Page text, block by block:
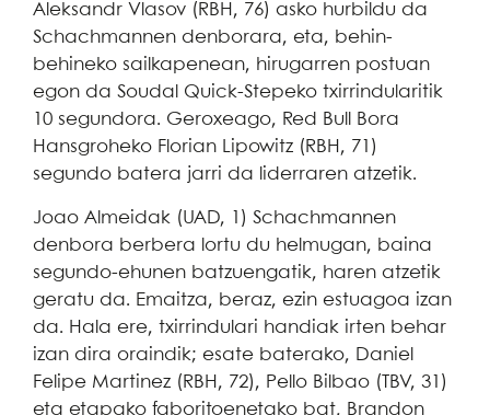
Aleksandr Vlasov (RBH, 76) asko hurbildu da
Schachmannen denborara, eta, behin-
behineko sailkapenean, hirugarren postuan
egon da Soudal Quick-Stepeko txirrindularitik
10 segundora. Geroxeago, Red Bull Bora
Hansgroheko Florian Lipowitz (RBH, 71)
segundo batera jarri da liderraren atzetik.
Joao Almeidak (UAD, 1) Schachmannen
denbora berbera lortu du helmugan, baina
segundo-ehunen batzuengatik, haren atzetik
geratu da. Emaitza, beraz, ezin estuagoa izan
da. Hala ere, txirrindulari handiak irten behar
izan dira oraindik; esate baterako, Daniel
Felipe Martinez (RBH, 72), Pello Bilbao (TBV, 31)
eta etapako faboritoenetako bat, Brandon